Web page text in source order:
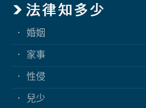
婚姻
家事
性侵
兒少